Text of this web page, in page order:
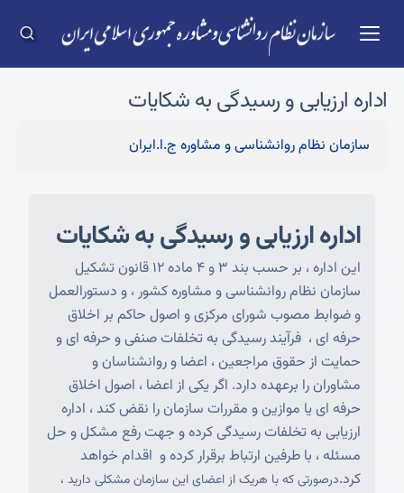
اداره ارزیابی و رسیدگی به شکایات
سازمان نظام روانشناسی و مشاوره ج.ا.ایران
اداره ارزیابی و رسیدگی به شکایات
این اداره ، بر حسب بند 3 و 4 ماده 12 قانون تشکیل
سازمان نظام روانشناسی و مشاوره کشور ، و دستورالعمل
و ضوابط مصوب شورای مرکزی و اصول حاکم بر اخلاق
حرفه ای ، فرآیند رسیدگی به تخلفات صنفی و حرفه ای و
حمایت از حقوق مراجعین ، اعضا و روانشناسان و
مشاوران را برعهده دارد. اگر یکی از اعضا ، اصول اخلاق
حرفه ای یا موازین و مقررات سازمان را نقض کند ، اداره
ارزیابی به تخلفات رسیدگی کرده و جهت رفع مشکل و حل
مسئله ، با طرفین ارتباط برقرار کرده و اقدام خواهد
کرد.درصورتی که با هریک از اعضای این سازمان مشکلی دارید ،